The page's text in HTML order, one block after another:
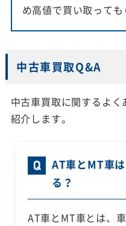
め高値で買い取っても
中古車買取Q&A
中古車買取に関するよ
紹介します。
AT車とMT車
る？
AT車とMT車とは、